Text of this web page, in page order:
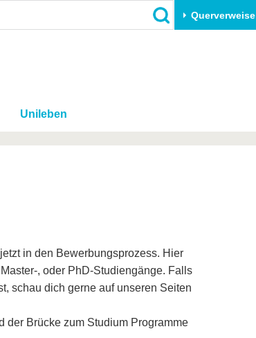
Querverweise
Unileben
in den Bewerbungsprozess. Hier
, oder PhD-Studiengänge. Falls
schau dich gerne auf unseren Seiten
der Brücke zum Studium Programme